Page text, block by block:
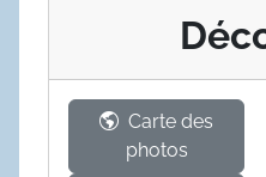
Carte des
photos